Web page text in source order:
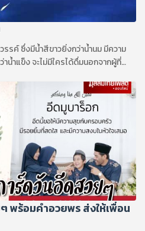
รค์ ซึ่งมีน้ำสีขาวยิ่งกว่าน้ำนม มีความ
น้ำแข็ง จะไม่มีใครได้ดื่มนอกจากผู้ที่
พร้อมคำอวยพร ส่งให้เพื่อน